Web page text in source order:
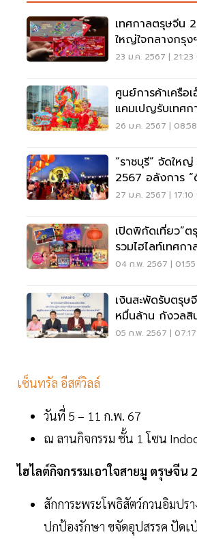
เทศกาลตรุษจีน
ใหญ่ใจกลางกรุ
23 ม.ค. 2567 | 21:23
ศูนย์การค้าเครือ
แคมเปญรับเทศ
26 ม.ค. 2567 |
“ราชบุรี” จัดให
2567 อลังการ
27 ม.ค. 2567 | 17:10
เปิดพิกัดเที่ยว“
รวมไฮไลท์เทศก
04 ก.พ. 2567 |
เงินสะพัดรับตรุ
หมื่นล้าน กังวลสิ
แพงขึ้น
05 ก.พ. 2567 |
เซ็นทรัล อีสต์วิลล์
วันที่ 5 – 11 ก.พ. 67
ณ ลานกิจกรรม ชั้น 1 โซน
ไฮไลต์กิจกรรมเอาใจสายมู ตรุษจีน
สักการะพระโพธิสัตว์กวนอิมปร
ปกป้องรักษา ขจัดอุปสรรค ปัดเ